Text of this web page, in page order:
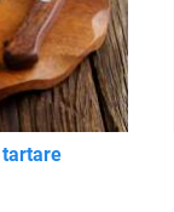
tartare